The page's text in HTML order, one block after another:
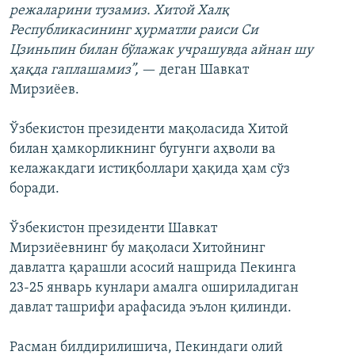
режаларини тузамиз. Хитой Халқ
Республикасининг ҳурматли раиси Си
Цзиньпин билан бўлажак учрашувда айнан шу
ҳақда гаплашамиз”, — деган Шавкат
Мирзиёев.
Ўзбекистон президенти мақоласида Хитой
билан ҳамкорликнинг бугунги аҳволи ва
келажакдаги истиқболлари ҳақида ҳам сўз
боради.
Ўзбекистон президенти Шавкат
Мирзиёевнинг бу мақоласи Хитойнинг
давлатга қарашли асосий нашрида Пекинга
23-25 январь кунлари амалга ошириладиган
давлат ташрифи арафасида эълон қилинди.
Расман билдирилишича, Пекиндаги олий